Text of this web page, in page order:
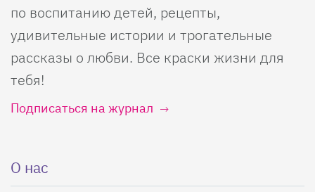
по воспитанию детей, рецепты,
удивительные истории и трогательные
рассказы о любви. Все краски жизни для
тебя!
Подписаться на журнал
О нас